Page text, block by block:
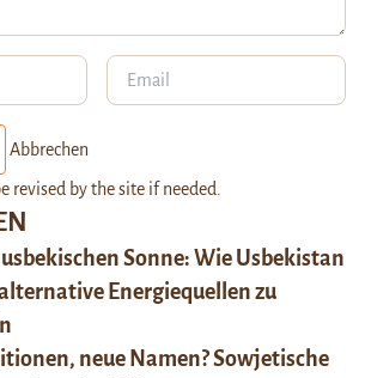
Sonne: Wie Usbekistan
Energiequellen zu
neue Namen? Sowjetische
Abbrechen
revised by the site if needed.